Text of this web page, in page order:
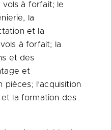
vols à forfait; le
la
et la
à forfait; la
et des
et
pièces; l’acquisition
et la formation des